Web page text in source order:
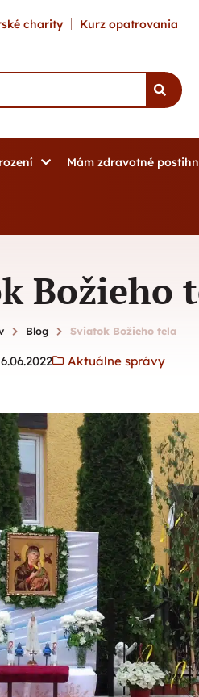
charity Kurz opatrovania
Mám zdravotné
Božieho
Blog Sviatok Božieho tela
Aktuálne správy